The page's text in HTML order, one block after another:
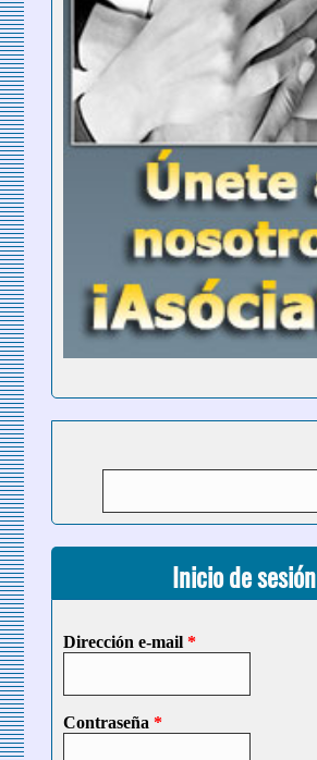
Inicio de sesión
Dirección e-mail *
Contraseña *